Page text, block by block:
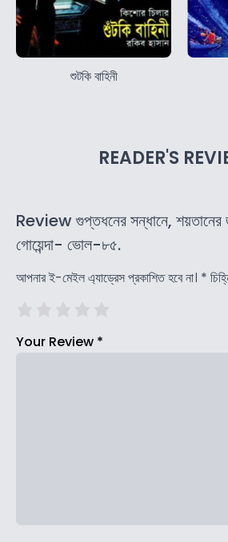
শুটকি বাহিনী
READER'S
Review গুপ্তধনের সন্ধানে, শয়তানের
গোয়েন্দা- ভোল-৮৫.
আপনার ই-মেইল এ্যাড্রেস প্রকাশিত হবে না। *
Your Review *